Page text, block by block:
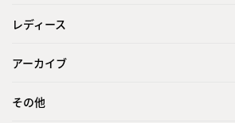
レディース
アーカイブ
その他